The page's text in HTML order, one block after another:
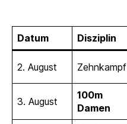
Datum Disziplin
2. August Zehnkampf
3. August
100m
Damen